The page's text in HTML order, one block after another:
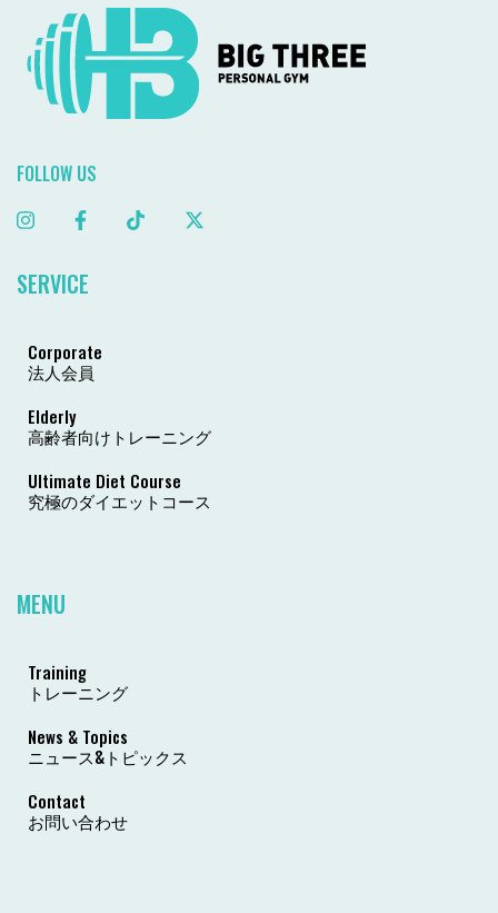
FOLLOW US
SERVICE
Corporate
法人会員
Elderly
高齢者向けトレーニング
Ultimate Diet Course
究極のダイエットコース
MENU
Training
トレーニング
News & Topics
ニュース&トピックス
Contact
お問い合わせ